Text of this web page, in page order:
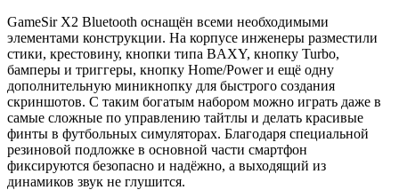
GameSir X2 Bluetooth оснащён всеми необходимыми
элементами конструкции. На корпусе инженеры разместили
стики, крестовину, кнопки типа BAXY, кнопку Turbo,
бамперы и триггеры, кнопку Home/Power и ещё одну
дополнительную миникнопку для быстрого создания
скриншотов. С таким богатым набором можно играть даже в
самые сложные по управлению тайтлы и делать красивые
финты в футбольных симуляторах. Благодаря специальной
резиновой подложке в основной части смартфон
фиксируются безопасно и надёжно, а выходящий из
динамиков звук не глушится.